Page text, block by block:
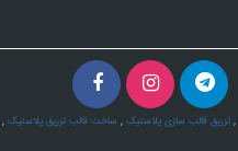
, تزریق قالب سازی پلاستیک , ساخت قالب تزریق پلاستیک ,